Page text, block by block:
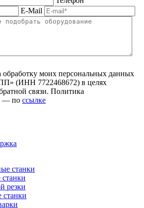
E-Mail
обработку моих персональных данных
(ИНН 7722468672) в целях
связи. Политика
— по ссылке
станки
резки
станки